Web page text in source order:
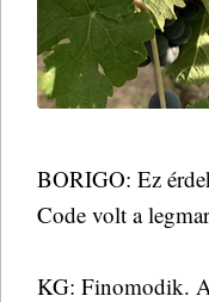
BORIGO: Ez
Code volt a
KG: Finomodik. A